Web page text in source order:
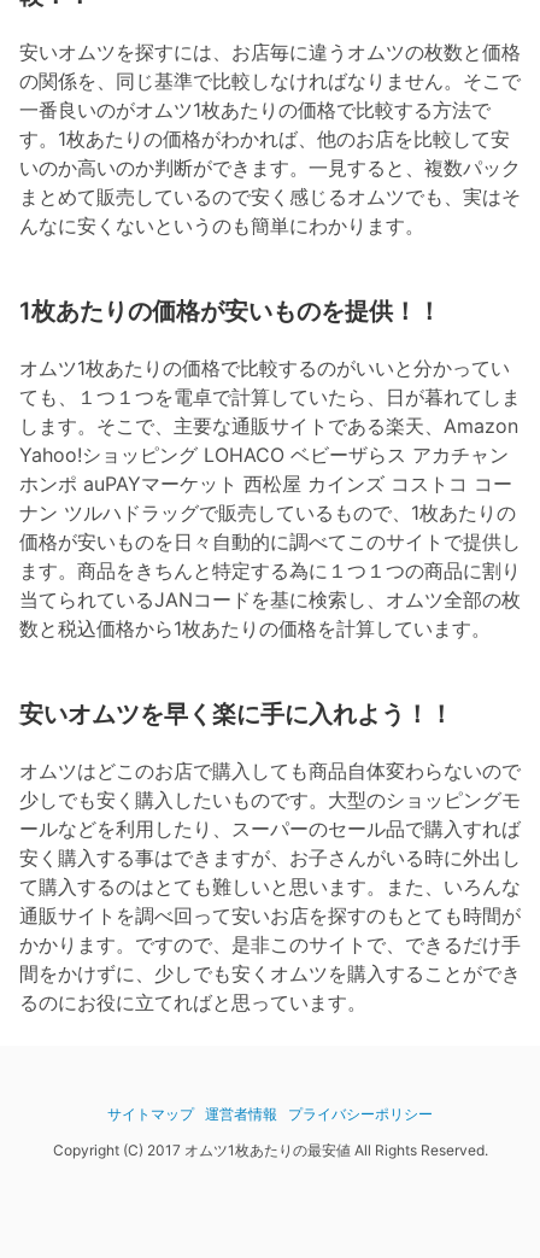
安いオムツを探すには、お店毎に違うオムツの枚数と価格
の関係を、同じ基準で比較しなければなりません。そこで
一番良いのがオムツ1枚あたりの価格で比較する方法で
す。1枚あたりの価格がわかれば、他のお店を比較して安
いのか高いのか判断ができます。一見すると、複数パック
まとめて販売しているので安く感じるオムツでも、実はそ
んなに安くないというのも簡単にわかります。
1枚あたりの価格が安いものを提供！！
オムツ1枚あたりの価格で比較するのがいいと分かってい
ても、１つ１つを電卓で計算していたら、日が暮れてしま
します。そこで、主要な通販サイトである楽天、Amazon
Yahoo!ショッピング LOHACO ベビーザらス アカチャン
ホンポ auPAYマーケット 西松屋 カインズ コストコ コー
ナン ツルハドラッグで販売しているもので、1枚あたりの
価格が安いものを日々自動的に調べてこのサイトで提供し
ます。商品をきちんと特定する為に１つ１つの商品に割り
当てられているJANコードを基に検索し、オムツ全部の枚
数と税込価格から1枚あたりの価格を計算しています。
安いオムツを早く楽に手に入れよう！！
オムツはどこのお店で購入しても商品自体変わらないので
少しでも安く購入したいものです。大型のショッピングモ
ールなどを利用したり、スーパーのセール品で購入すれば
安く購入する事はできますが、お子さんがいる時に外出し
て購入するのはとても難しいと思います。また、いろんな
通販サイトを調べ回って安いお店を探すのもとても時間が
かかります。ですので、是非このサイトで、できるだけ手
間をかけずに、少しでも安くオムツを購入することができ
るのにお役に立てればと思っています。
サイトマップ 運営者情報
プライバシーポリシー
Copyright (C) 2017 オムツ1枚あたりの最安値 All Rights Reserved.